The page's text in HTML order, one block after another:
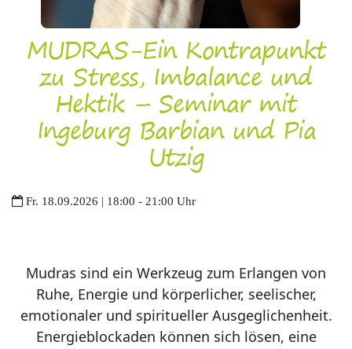
MUDRAS-Ein Kontrapunkt
zu Stress, Imbalance und
Hektik – Seminar mit
Ingeburg Barbian und Pia
Utzig
Fr. 18.09.2026 | 18:00 - 21:00 Uhr
Mudras sind ein Werkzeug zum Erlangen von
Ruhe, Energie und körperlicher, seelischer,
emotionaler und spiritueller Ausgeglichenheit.
Energieblockaden können sich lösen, eine